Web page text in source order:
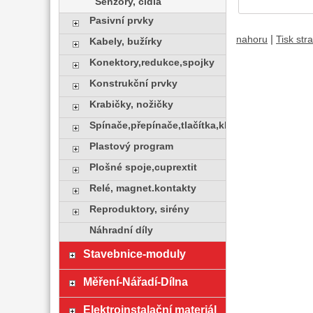
nahoru Tisk
Pasivní prvky
Kabely, bužírky
Konektory,redukce,spojky
Konstrukční prvky
Krabičky, nožičky
Spínače,přepínače,tlačítka,klávesy
Plastový program
Plošné spoje,cuprextit
Relé, magnet.kontakty
Reproduktory, sirény
Náhradní díly
Stavebnice-moduly
Měření-Nářadí-Dílna
Elektroinstalační materiál